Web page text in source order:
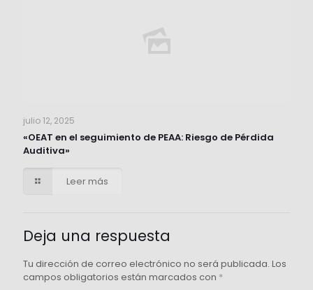
julio 12, 2025
«OEAT en el seguimiento de PEAA: Riesgo de Pérdida
Auditiva»
Leer más
Deja una respuesta
Tu dirección de correo electrónico no será publicada. Los
campos obligatorios están marcados con *